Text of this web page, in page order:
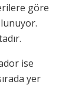
göre
ise
yer